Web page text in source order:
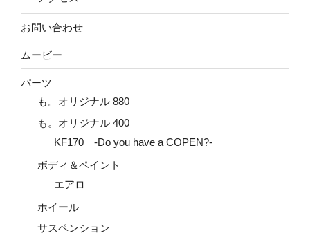
お問い合わせ
ムービー
パーツ
も。オリジナル 880
も。オリジナル 400
KF170 -Do you have a COPEN?-
ボディ＆ペイント
エアロ
ホイール
サスペンション